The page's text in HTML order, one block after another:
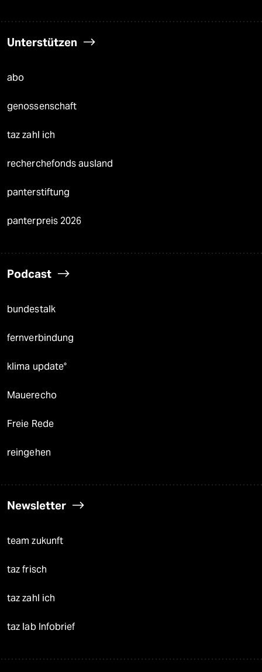
Unterstützen
abo
genossenschaft
taz zahl ich
recherchefonds ausland
panterstiftung
panterpreis 2026
Podcast
bundestalk
fernverbindung
klima update°
Mauerecho
Freie Rede
reingehen
Newsletter
team zukunft
taz frisch
taz zahl ich
taz lab Infobrief